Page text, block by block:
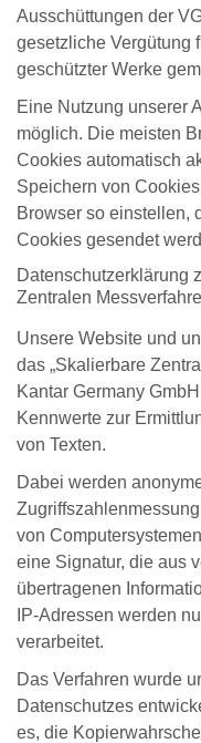
Ausschüttungen der
gesetzliche Vergütung
geschützter Werke
Eine Nutzung unserer
möglich. Die meisten
Cookies automatisch
Speichern von
Browser so einstellen,
Cookies gesendet
Datenschutzerklärung
Zentralen
Unsere Website und
das „Skalierbare
Kantar Germany
Kennwerte zur
von Texten.
Dabei werden
von
eine Signatur, die aus
übertragenen
IP-Adressen werden
verarbeitet.
Das Verfahren wurde
Datenschutzes
es, die